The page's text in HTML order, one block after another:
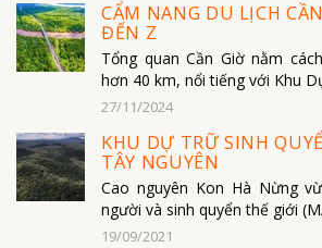
CẨM NANG DU LỊCH
ĐẾN Z
Tổng quan Cần Giờ nằm
hơn 40 km, nổi tiếng với Khu
27/11/2024
KHU DỰ TRỮ SINH
TÂY NGUYÊN
Cao nguyên Kon Hà Nừng
người và sinh quyển thế giới
19/09/2021